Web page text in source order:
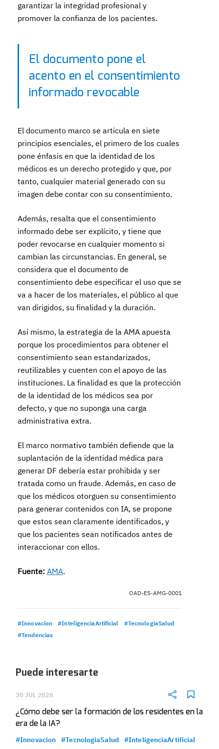
garantizar la integridad profesional y
promover la confianza de los pacientes.
El documento pone el
acento en el consentimiento
informado revocable
El documento marco se articula en siete
principios esenciales, el primero de los cuales
pone énfasis en que la identidad de los
médicos es un derecho protegido y que, por
tanto, cualquier material generado con su
imagen debe contar con su consentimiento.
Además, resalta que el consentimiento
informado debe ser explícito, y tiene que
poder revocarse en cualquier momento si
cambian las circunstancias. En general, se
considera que el documento de
consentimiento debe especificar el uso que se
va a hacer de los materiales, el público al que
van dirigidos, su finalidad y la duración.
Así mismo, la estrategia de la AMA apuesta
porque los procedimientos para obtener el
consentimiento sean estandarizados,
reutilizables y cuenten con el apoyo de las
instituciones. La finalidad es que la protección
de la identidad de los médicos sea por
defecto, y que no suponga una carga
administrativa extra.
El marco normativo también defiende que la
suplantación de la identidad médica para
generar DF debería estar prohibida y ser
tratada como un fraude. Además, en caso de
que los médicos otorguen su consentimiento
para generar contenidos con IA, se propone
que estos sean claramente identificados, y
que los pacientes sean notificados antes de
interaccionar con ellos.
Fuente: AMA.
OAD-ES-AMG-0001
#Innovacion #InteligenciaArtificial
#TecnologiaSalud
#Tendencias
Puede interesarte
30 JUL 2026
¿Cómo debe ser la formación de los residentes en la
era de la IA?
#Innovacion #TecnologiaSalud
#InteligenciaArtificial